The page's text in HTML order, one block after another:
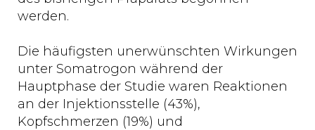
werden.
Die häufigsten unerwünschten Wirkungen
unter Somatrogon während der
Hauptphase der Studie waren Reaktionen
an der Injektionsstelle (43%),
Kopfschmerzen (19%) und